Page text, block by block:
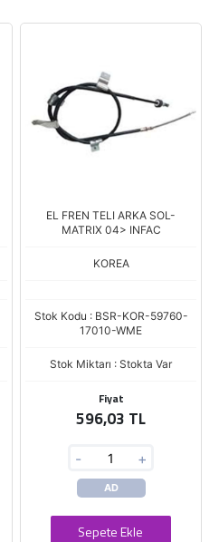
EL FREN TELI ARKA SOL-
MATRIX 04> INFAC
KOREA
Stok Kodu : BSR-KOR-59760-
17010-WME
Stok Miktarı : Stokta Var
Fiyat
596,03 TL
- +
AD
Sepete Ekle